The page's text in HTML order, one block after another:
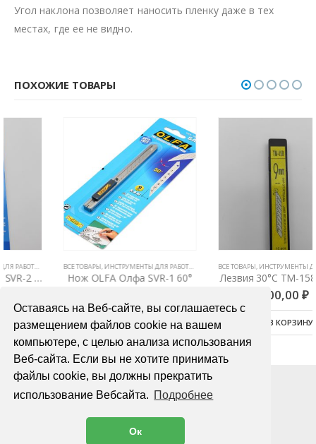
Оставаясь на Веб-сайте, вы соглашаетесь с
размещением файлов cookie на вашем
компьютере, с целью анализа использования
Веб-сайта. Если вы не хотите принимать
файлы cookie, вы должны прекратить
использование Вебсайта. Подробнее
Ок
Угол наклона позволяет наносить пленку даже в тех
местах, где ее не видно.
ПОХОЖИЕ ТОВАРЫ
, НОЖИ И ЛЕЗВИЯ
ВСЕ ТОВАРЫ ИНСТРУМЕНТЫ ДЛЯ РАБОТЫ С ПЛЕНКАМИ , НОЖИ И ЛЕЗВИЯ
Нож OLFA Олфа SVR-1 60°
В КОРЗИНУ
ВСЕ ТОВАРЫ ИНСТРУМЕНТЫ ДЛЯ РАБОТЫ С ПЛЕНКАМИ
Лезвия 30°C TM-158 (10шт)
В КОРЗИНУ